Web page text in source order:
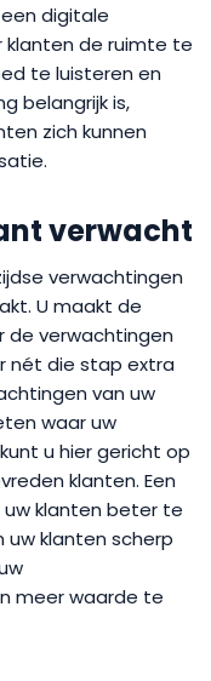
digitale
klanten de ruimte te
te luisteren en
belangrijk is,
zich kunnen
verwacht
verwachtingen
U maakt de
de verwachtingen
nét die stap extra
van uw
waar uw
u hier gericht op
klanten. Een
uw klanten beter te
klanten scherp
meer waarde te